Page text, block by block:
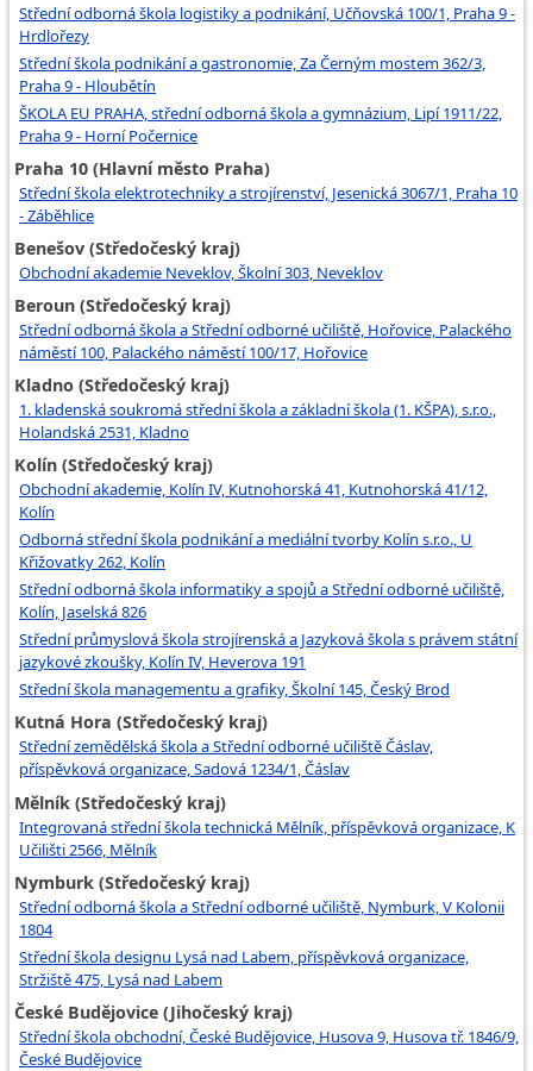
Střední odborná škola logistiky a podnikání, Učňovská 100/1, Praha 9 -
Hrdlořezy
Střední škola podnikání a gastronomie, Za Černým mostem 362/3,
Praha 9 - Hloubětín
ŠKOLA EU PRAHA, střední odborná škola a gymnázium, Lipí 1911/22,
Praha 9 - Horní Počernice
Praha 10 (Hlavní město Praha)
Střední škola elektrotechniky a strojírenství, Jesenická 3067/1, Praha 10
- Záběhlice
Benešov (Středočeský kraj)
Obchodní akademie Neveklov, Školní 303, Neveklov
Beroun (Středočeský kraj)
Střední odborná škola a Střední odborné učiliště, Hořovice, Palackého
náměstí 100, Palackého náměstí 100/17, Hořovice
Kladno (Středočeský kraj)
1. kladenská soukromá střední škola a základní škola (1. KŠPA), s.r.o.,
Holandská 2531, Kladno
Kolín (Středočeský kraj)
Obchodní akademie, Kolín IV, Kutnohorská 41, Kutnohorská 41/12,
Kolín
Odborná střední škola podnikání a mediální tvorby Kolín s.r.o., U
Křižovatky 262, Kolín
Střední odborná škola informatiky a spojů a Střední odborné učiliště,
Kolín, Jaselská 826
Střední průmyslová škola strojírenská a Jazyková škola s právem státní
jazykové zkoušky, Kolín IV, Heverova 191
Střední škola managementu a grafiky, Školní 145, Český Brod
Kutná Hora (Středočeský kraj)
Střední zemědělská škola a Střední odborné učiliště Čáslav,
příspěvková organizace, Sadová 1234/1, Čáslav
Mělník (Středočeský kraj)
Integrovaná střední škola technická Mělník, příspěvková organizace, K
Učilišti 2566, Mělník
Nymburk (Středočeský kraj)
Střední odborná škola a Střední odborné učiliště, Nymburk, V Kolonii
1804
Střední škola designu Lysá nad Labem, příspěvková organizace,
Stržiště 475, Lysá nad Labem
České Budějovice (Jihočeský kraj)
Střední škola obchodní, České Budějovice, Husova 9, Husova tř. 1846/9,
České Budějovice